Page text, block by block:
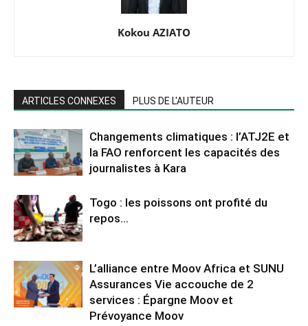
Kokou AZIATO
ARTICLES CONNEXES PLUS DE L'AUTEUR
Changements climatiques : l’ATJ2E et
la FAO renforcent les capacités des
journalistes à Kara
Togo : les poissons ont profité du
repos…
L’alliance entre Moov Africa et SUNU
Assurances Vie accouche de 2
services : Épargne Moov et
Prévoyance Moov